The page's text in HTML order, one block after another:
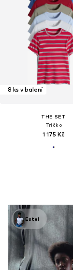
8 ks v balení
THE SET
Tričko
1 175 Kč
Estel